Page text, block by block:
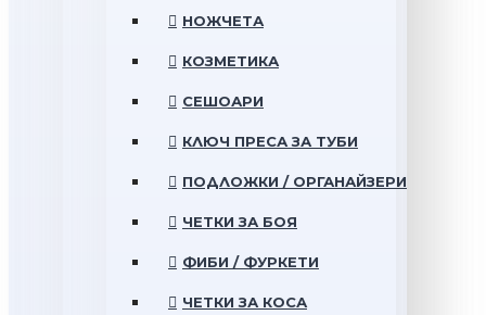
НОЖЧЕТА
КОЗМЕТИКА
СЕШОАРИ
КЛЮЧ ПРЕСА ЗА ТУБИ
ПОДЛОЖКИ / ОРГАНАЙЗЕРИ
ЧЕТКИ ЗА БОЯ
ФИБИ / ФУРКЕТИ
ЧЕТКИ ЗА КОСА